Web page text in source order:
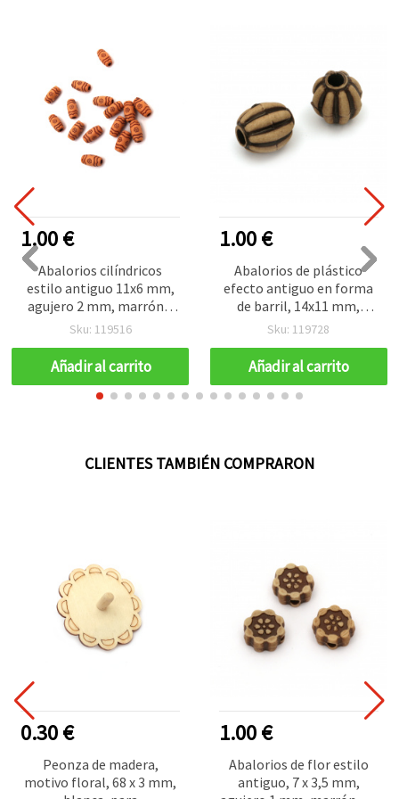
1.00 €
Abalorios cilíndricos
estilo antiguo 11x6 mm,
agujero 2 mm, marrón –
50 g (~195 uds) para
Sku: 119516
Añadir al carrito
1.00 €
Abalorios de plástico
efecto antiguo en forma
de barril, 14x11 mm,
agujero: 4 mm, marrón -
Sku: 119728
Añadir al carrito
CLIENTES TAMBIÉN COMPRARON
0.30 €
Peonza de madera,
motivo floral, 68 x 3 mm,
1.00 €
Abalorios de flor estilo
antiguo, 7 x 3,5 mm,